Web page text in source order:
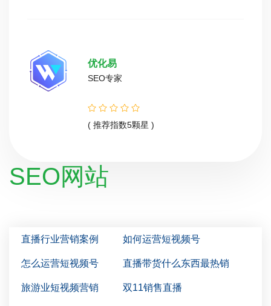
优化易
SEO专家
( 推荐指数5颗星 )
SEO网站
直播行业营销案例 如何运营短视频号
怎么运营短视频号 直播带货什么东西最热销
旅游业短视频营销 双11销售直播